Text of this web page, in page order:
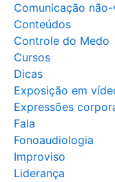
Comunicação
Conteúdos
Controle do Medo
Cursos
Dicas
Exposição em
Expressões
Fala
Fonoaudiologia
Improviso
Liderança